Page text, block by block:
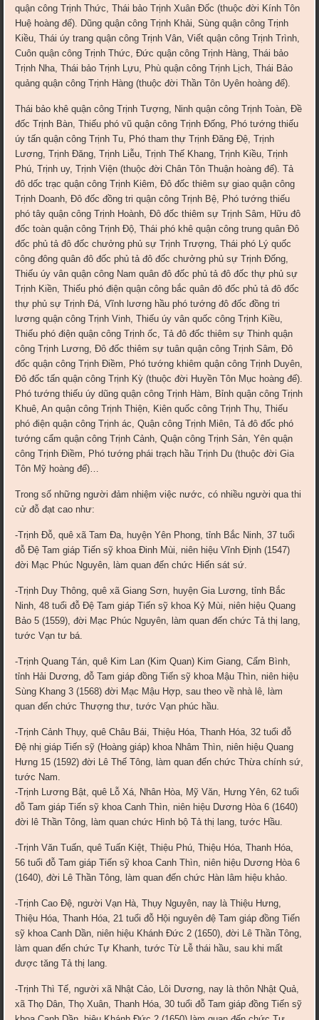
quận công Trịnh Thức, Thái bảo Trịnh Xuân Đốc (thuộc đời Kính Tôn
Huệ hoàng đế). Dũng quận công Trịnh Khải, Sùng quận công Trịnh
Kiều, Thái úy trang quận công Trịnh Vân, Viết quận công Trịnh Trình,
Cuôn quận công Trịnh Thức, Đức quận công Trịnh Hàng, Thái bảo
Trịnh Nha, Thái bảo Trịnh Lựu, Phù quận công Trịnh Lịch, Thái Bảo
quảng quận công Trịnh Hàng (thuộc đời Thần Tôn Uyên hoàng đế).
Thái bảo khê quận công Trịnh Tượng, Ninh quận công Trịnh Toàn, Đề
đốc Trịnh Bàn, Thiếu phó vũ quận công Trịnh Đống, Phó tướng thiếu
úy tấn quận công Trịnh Tu, Phó tham thự Trịnh Đăng Đệ, Trịnh
Lương, Trịnh Đăng, Trịnh Liễu, Trịnh Thế Khang, Trịnh Kiều, Trịnh
Phú, Trịnh uy, Trịnh Viện (thuộc đời Chân Tôn Thuận hoàng đế). Tả
đô dốc trạc quận công Trịnh Kiêm, Đô đốc thiêm sự giao quận công
Trịnh Doanh, Đô đốc đồng tri quận công Trịnh Bệ, Phó tướng thiếu
phó tây quận công Trịnh Hoành, Đô đốc thiêm sự Trịnh Sâm, Hữu đô
đốc toàn quận công Trịnh Độ, Thái phó khê quận công trung quân Đô
đốc phủ tả đô đốc chưởng phủ sự Trịnh Trượng, Thái phó Lý quốc
công đông quân đô đốc phủ tả đô đốc chưởng phủ sự Trịnh Đống,
Thiếu úy vân quận công Nam quân đô đốc phủ tả đô đốc thự phủ sự
Trịnh Kiền, Thiếu phó điện quận công bắc quân đô đốc phủ tả đô đốc
thự phủ sự Trịnh Đá, Vĩnh lương hầu phó tướng đô đốc đồng tri
lương quận công Trịnh Vinh, Thiếu úy vân quốc công Trịnh Kiều,
Thiếu phó điện quận công Trịnh ốc, Tả đô đốc thiêm sự Thinh quận
công Trịnh Lương, Đô đốc thiêm sự tuân quận công Trịnh Sâm, Đô
đốc quận công Trịnh Điềm, Phó tướng khiêm quận công Trịnh Duyên,
Đô đốc tấn quận công Trịnh Kỳ (thuộc đời Huyền Tôn Mục hoàng đế).
Phó tướng thiếu úy dũng quận công Trịnh Hàm, Bỉnh quận công Trịnh
Khuê, An quận công Trịnh Thiện, Kiên quốc công Trịnh Thụ, Thiếu
phó điện quận công Trịnh ác, Quận công Trịnh Miên, Tả đô đốc phó
tướng cẩm quận công Trịnh Cảnh, Quận công Trịnh Sản, Yên quận
công Trịnh Điềm, Phó tướng phái trạch hầu Trịnh Du (thuộc đời Gia
Tôn Mỹ hoàng đế)…
Trong số những người đảm nhiệm việc nước, có nhiều người qua thi
cử đỗ đạt cao như:
-Trịnh Đỗ, quê xã Tam Đa, huyện Yên Phong, tỉnh Bắc Ninh, 37 tuổi
đỗ Đệ Tam giáp Tiến sỹ khoa Đinh Mùi, niên hiệu Vĩnh Định (1547)
đời Mạc Phúc Nguyên, làm quan đến chức Hiến sát sứ.
-Trịnh Duy Thông, quê xã Giang Sơn, huyện Gia Lương, tỉnh Bắc
Ninh, 48 tuổi đỗ Đệ Tam giáp Tiến sỹ khoa Kỷ Mùi, niên hiệu Quang
Bảo 5 (1559), đời Mạc Phúc Nguyên, làm quan đến chức Tả thị lang,
tước Vạn tư bá.
-Trịnh Quang Tán, quê Kim Lan (Kim Quan) Kim Giang, Cẩm Bình,
tỉnh Hải Dương, đỗ Tam giáp đồng Tiến sỹ khoa Mậu Thìn, niên hiệu
Sùng Khang 3 (1568) đời Mạc Mậu Hợp, sau theo về nhà lê, làm
quan đến chức Thượng thư, tước Vạn phúc hầu.
-Trịnh Cảnh Thụy, quê Châu Bái, Thiệu Hóa, Thanh Hóa, 32 tuổi đỗ
Đệ nhị giáp Tiến sỹ (Hoàng giáp) khoa Nhâm Thìn, niên hiệu Quang
Hưng 15 (1592) đời Lê Thế Tông, làm quan đến chức Thừa chính sứ,
tước Nam.
-Trịnh Lương Bật, quê Lỗ Xá, Nhân Hòa, Mỹ Văn, Hưng Yên, 62 tuổi
đỗ Tam giáp Tiến sỹ khoa Canh Thìn, niên hiệu Dương Hòa 6 (1640)
đời lê Thần Tông, làm quan chức Hình bộ Tả thị lang, tước Hầu.
-Trịnh Văn Tuấn, quê Tuấn Kiệt, Thiệu Phú, Thiệu Hóa, Thanh Hóa,
56 tuổi đỗ Tam giáp Tiến sỹ khoa Canh Thìn, niên hiệu Dương Hòa 6
(1640), đời Lê Thần Tông, làm quan đến chức Hàn lâm hiệu khảo.
-Trịnh Cao Đệ, người Vạn Hà, Thụy Nguyên, nay là Thiệu Hưng,
Thiệu Hóa, Thanh Hóa, 21 tuổi đỗ Hội nguyên đệ Tam giáp đồng Tiến
sỹ khoa Canh Dần, niên hiệu Khánh Đức 2 (1650), đời Lê Thần Tông,
làm quan đến chức Tự Khanh, tước Từ Lễ thái hầu, sau khi mất
được tăng Tả thị lang.
-Trịnh Thì Tế, người xã Nhật Cảo, Lôi Dương, nay là thôn Nhật Quả,
xã Thọ Dân, Thọ Xuân, Thanh Hóa, 30 tuổi đỗ Tam giáp đồng Tiến sỹ